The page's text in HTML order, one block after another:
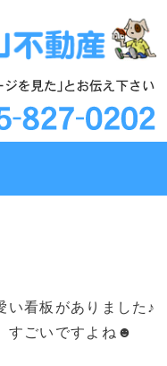
い看板がありました♪
すごいですよね☻